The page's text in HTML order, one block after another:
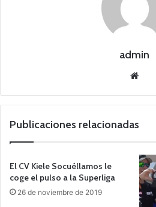
admin
we
Publicaciones relacionadas
El CV Kiele Socuéllamos le
coge el pulso a la Superliga
26 de noviembre de 2019